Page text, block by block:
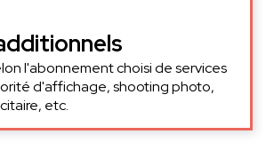
l'abonnement choisi de services
d'affichage, shooting photo,
etc.